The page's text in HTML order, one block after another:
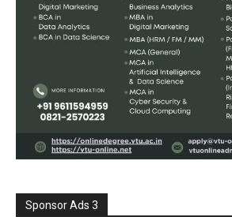
Sponsor Ads 3